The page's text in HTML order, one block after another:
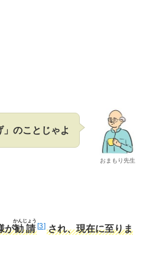
おまもり先生
のことじゃよ
が勧請
かんじょう
3
され、現在に至りま